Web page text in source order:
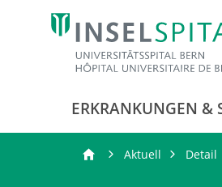
ERKRANKUNGEN &
Aktuell Detail